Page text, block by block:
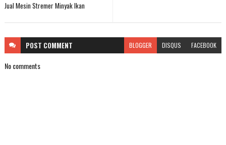
Jual Mesin Stremer Minyak Ikan
POST COMMENT BLOGGER DISQUS FACEBOOK
No comments